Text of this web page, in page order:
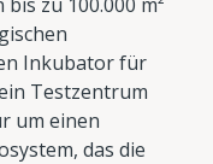
Inkubator für
Testzentrum
um einen
das die